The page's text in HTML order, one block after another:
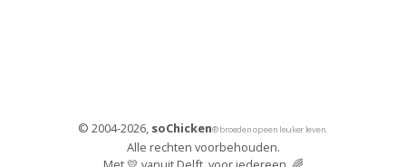
© 2004-2026, soChicken® broeden op een leuker leven.
Alle rechten voorbehouden.